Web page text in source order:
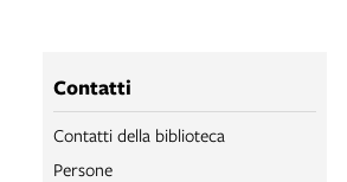
Contatti
Contatti della biblioteca
Persone